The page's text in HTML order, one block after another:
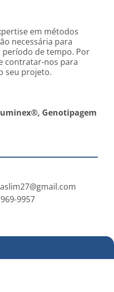
em métodos
necessária para
de tempo. Por
contratar-nos para
seu projeto.
Genotipagem
9957